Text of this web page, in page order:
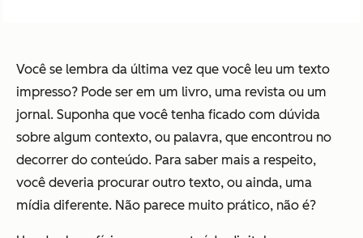
Você se lembra da última vez que você leu um texto
impresso? Pode ser em um livro, uma revista ou um
jornal. Suponha que você tenha ficado com dúvida
sobre algum contexto, ou palavra, que encontrou no
decorrer do conteúdo. Para saber mais a respeito,
você deveria procurar outro texto, ou ainda, uma
mídia diferente. Não parece muito prático, não é?